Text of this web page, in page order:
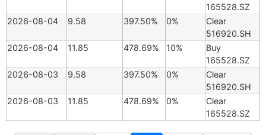
165528.SZ
2026-08-04
9.58 397.50% 0%
Clear
516920.SH
2026-08-04
11.85 478.69% 10%
Buy
165528.SZ
2026-08-03
9.58 397.50% 0%
Clear
516920.SH
2026-08-03
11.85 478.69% 0%
Clear
165528.SZ